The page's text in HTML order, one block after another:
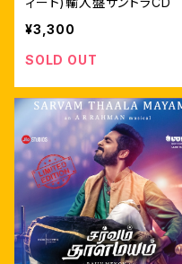
¥3,300
SOLD OUT